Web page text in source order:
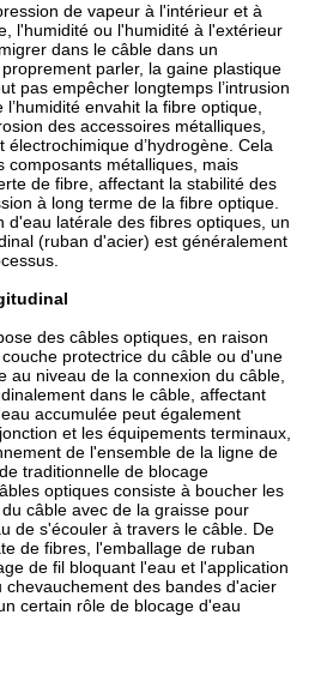
de vapeur à l'intérieur et à
l'humidité ou l'humidité à l'extérieur
dans le câble dans un
parler, la gaine plastique
pas empêcher longtemps l’intrusion
envahit la fibre optique,
des accessoires métalliques,
d’hydrogène. Cela
composants métalliques, mais
de fibre, affectant la stabilité des
à long terme de la fibre optique.
d'eau latérale des fibres optiques, un
(ruban d'acier) est généralement
des câbles optiques, en raison
protectrice du câble ou d'une
au niveau de la connexion du câble,
dans le câble, affectant
accumulée peut également
et les équipements terminaux,
de l'ensemble de la ligne de
traditionnelle de blocage
optiques consiste à boucher les
câble avec de la graisse pour
de s'écouler à travers le câble. De
de fibres, l'emballage de ruban
de fil bloquant l'eau et l'application
des bandes d'acier
certain rôle de blocage d'eau